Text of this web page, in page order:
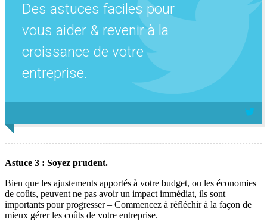
Des astuces faciles pour
vous aider & revenir à la
croissance de votre
entreprise.
Astuce 3 : Soyez prudent.
Bien que les ajustements apportés à votre budget, ou les économies
de coûts, peuvent ne pas avoir un impact immédiat, ils sont
importants pour progresser – Commencez à réfléchir à la façon de
mieux gérer les coûts de votre entreprise.